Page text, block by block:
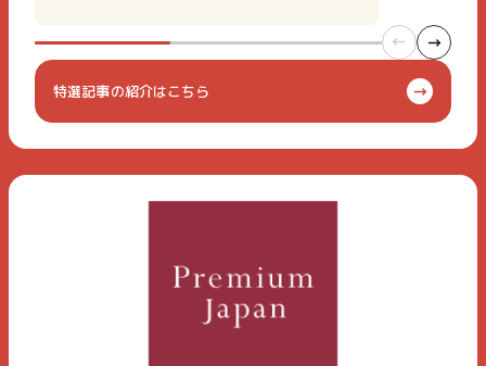
特選記事の紹介はこちら